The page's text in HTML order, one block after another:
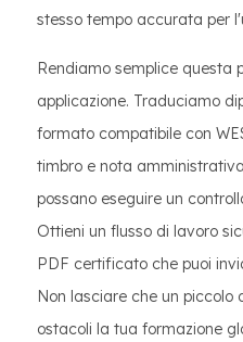
stesso tempo accurata per
Rendiamo semplice questa
applicazione. Traduciamo
formato compatibile con
timbro e nota
possano eseguire un
Ottieni un flusso di lavoro
PDF certificato che puoi
Non lasciare che un
ostacoli la tua formazione